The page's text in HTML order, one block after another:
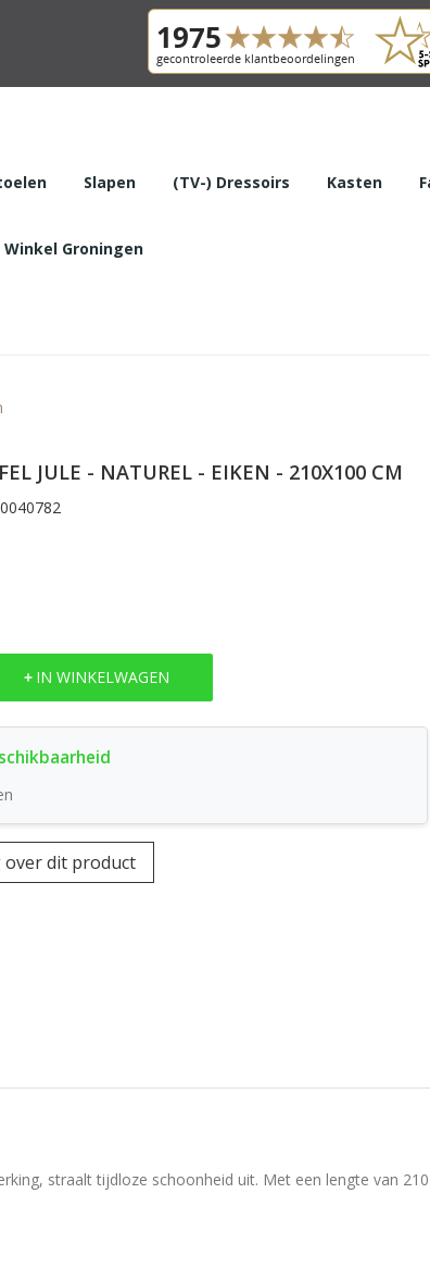
Slapen (TV-) Dressoirs Kasten
Winkel Groningen
JULE - NATUREL - EIKEN - 210X100 CM
IN WINKELWAGEN
over dit product
straalt tijdloze schoonheid uit. Met een lengte van